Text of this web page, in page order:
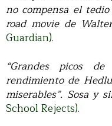
no compensa el
road movie de
Guardian).
“Grandes picos
rendimiento de
miserables”. Sosa y
School Rejects).